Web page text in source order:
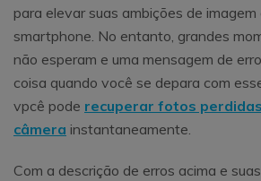
para elevar suas ambições de imagem
smartphone. No entanto, grandes
não esperam e uma mensagem de
coisa quando você se depara com
vpcê pode recuperar fotos
câmera instantaneamente.
Com a descrição de erros acima e